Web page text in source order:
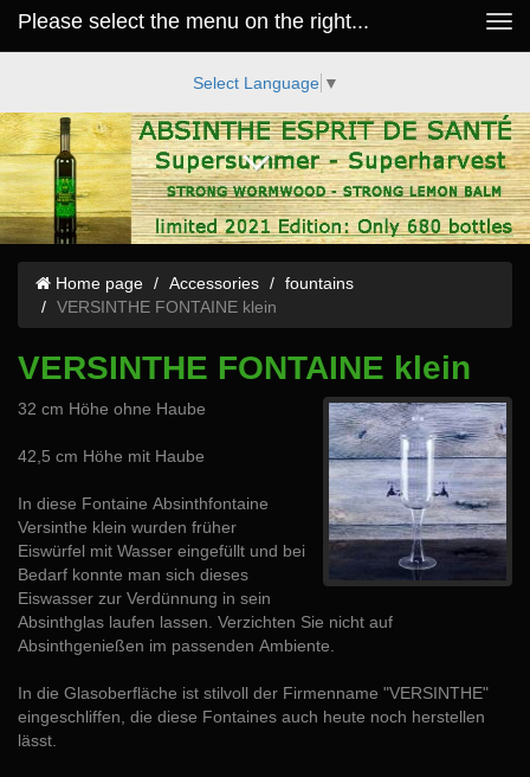
Please select the menu on the right...
Toggle
Select Language ▼
Home page Accessories
fountains
VERSINTHE FONTAINE klein
VERSINTHE FONTAINE klein
32 cm Höhe ohne Haube
42,5 cm Höhe mit Haube
In diese Fontaine Absinthfontaine
Versinthe klein wurden früher
Eiswürfel mit Wasser eingefüllt und bei
Bedarf konnte man sich dieses
Eiswasser zur Verdünnung in sein
Absinthglas laufen lassen. Verzichten Sie nicht auf
Absinthgenießen im passenden Ambiente.
In die Glasoberfläche ist stilvoll der Firmenname "VERSINTHE"
eingeschliffen, die diese Fontaines auch heute noch herstellen
lässt.